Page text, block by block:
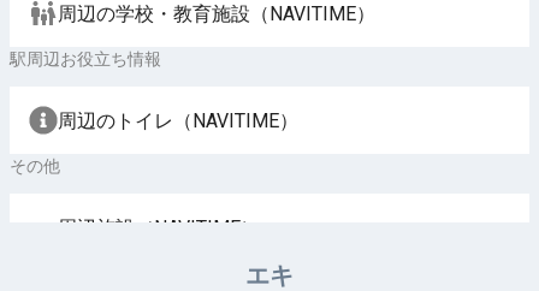
周辺の学校・教育施設（NAVITIME）
駅周辺お役立ち情報
周辺のトイレ（NAVITIME）
その他
周辺施設（NAVITIME）
エキ